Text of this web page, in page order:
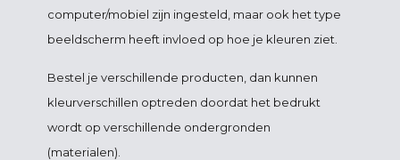
computer/mobiel zijn ingesteld, maar ook het type
beeldscherm heeft invloed op hoe je kleuren ziet.
Bestel je verschillende producten, dan kunnen
kleurverschillen optreden doordat het bedrukt
wordt op verschillende ondergronden
(materialen).